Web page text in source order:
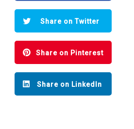
Share on Twitter
Share on Pinterest
Share on LinkedIn